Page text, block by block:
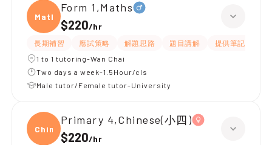
Maths
Form 1,Maths
$220/hr
長期補習 應試策略 解題思路 題目講解 提供筆記
1 to 1 tutoring-Wan Chai
Two days a week-1.5Hour/cls
Male tutor/Female tutor-University
Chine
Primary 4,Chinese(小四)
$220/hr